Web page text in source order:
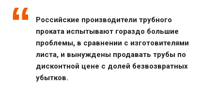
Российские производители трубного
проката испытывают гораздо большие
проблемы, в сравнении с изготовителями
листа, и вынуждены продавать трубы по
дисконтной цене с долей безвозвратных
убытков.